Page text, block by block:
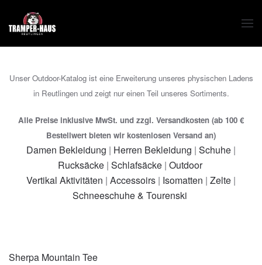
Zum Hauptinhalt springen
Unser Outdoor-Katalog ist eine Erweiterung unseres physischen Ladens
in Reutlingen und zeigt nur einen Teil unseres Sortiments.
Alle Preise inklusive MwSt. und zzgl. Versandkosten (ab 100 €
Bestellwert bieten wir kostenlosen Versand an)
Damen Bekleidung | Herren Bekleidung | Schuhe |
Rucksäcke| Schlafsäcke| Outdoor
Vertikal Aktivitäten | Accessoirs | Isomatten | Zelte |
Schneeschuhe & Tourenski
Sherpa Mountain Tee